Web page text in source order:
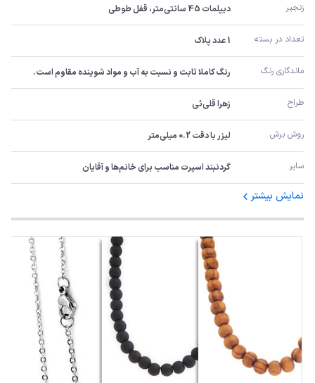
زنجیر دیپلمات 45 سانتی‌متر، قفل طوطی
تعداد در بسته 1 عدد پلاک
ماندگاری رنگ رنگ کاملا ثابت و نسبت به آب و مواد شوینده مقاوم است.
طراح زهرا قلی‌ئی
روش برش لیزر با دقت 0.2 میلی‌متر
سایر گردنبند اسپرت مناسب برای خانم‌ها و آقایان
نمایش بیشتر